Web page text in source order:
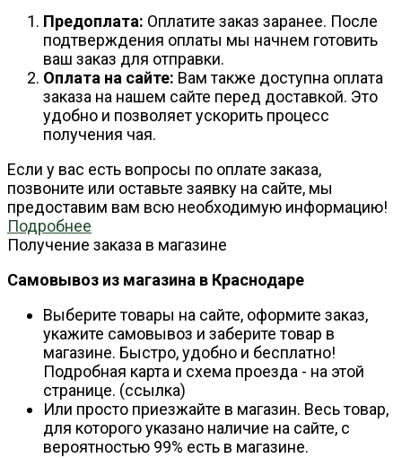
Предоплата: Оплатите заказ заранее. После
подтверждения оплаты мы начнем готовить
ваш заказ для отправки.
Оплата на сайте: Вам также доступна оплата
заказа на нашем сайте перед доставкой. Это
удобно и позволяет ускорить процесс
получения чая.
Если у вас есть вопросы по оплате заказа,
позвоните или оставьте заявку на сайте, мы
предоставим вам всю необходимую информацию!
Подробнее
Получение заказа в магазине
Самовывоз из магазина в Краснодаре
Выберите товары на сайте, оформите заказ,
укажите самовывоз и заберите товар в
магазине. Быстро, удобно и бесплатно!
Подробная карта и схема проезда - на этой
странице. (ссылка)
Или просто приезжайте в магазин. Весь товар,
для которого указано наличие на сайте, с
вероятностью 99% есть в магазине.